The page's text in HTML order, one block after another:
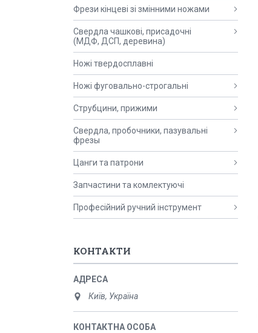
Фрези кінцеві зі змінними ножами
Свердла чашкові, присадочні
(МДФ, ДСП, деревина)
Ножі твердосплавні
Ножі фуговально-строгальні
Струбцини, прижими
Свердла, пробочники, пазувальні
фрезы
Цанги та патрони
Запчастини та комлектуючі
Професійний ручний інструмент
КОНТАКТИ
Київ, Україна